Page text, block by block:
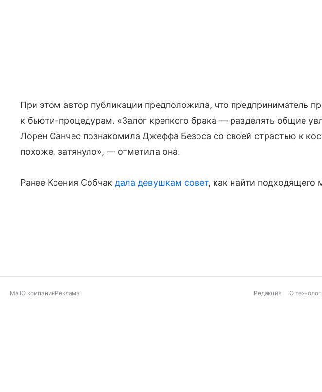
При этом автор публикации предположила, что предприниматель
к бьюти-процедурам. «Залог крепкого брака — разделять общие
Лорен Санчес познакомила Джеффа Безоса со своей страстью к
похоже, затянуло», — отметила она.
Ранее Ксения Собчакдала девушкам совет, как найти подходящего
MailО компанииРеклама Редакция О